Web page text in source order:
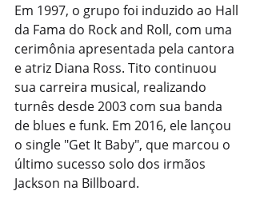
Em 1997, o grupo foi induzido ao Hall
da Fama do Rock and Roll, com uma
cerimônia apresentada pela cantora
e atriz Diana Ross. Tito continuou
sua carreira musical, realizando
turnês desde 2003 com sua banda
de blues e funk. Em 2016, ele lançou
o single "Get It Baby", que marcou o
último sucesso solo dos irmãos
Jackson na Billboard.